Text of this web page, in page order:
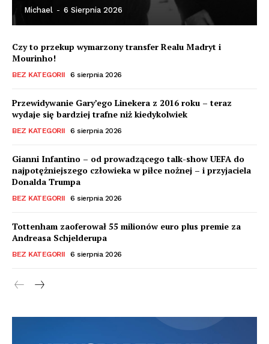
Michael - 6 Sierpnia 2026
Czy to przekup wymarzony transfer Realu Madryt i
Mourinho!
BEZ KATEGORII 6 sierpnia 2026
Przewidywanie Gary’ego Linekera z 2016 roku – teraz
wydaje się bardziej trafne niż kiedykolwiek
BEZ KATEGORII 6 sierpnia 2026
Gianni Infantino – od prowadzącego talk-show UEFA do
najpotężniejszego człowieka w piłce nożnej – i przyjaciela
Donalda Trumpa
BEZ KATEGORII 6 sierpnia 2026
Tottenham zaoferował 55 milionów euro plus premie za
Andreasa Schjelderupa
BEZ KATEGORII 6 sierpnia 2026